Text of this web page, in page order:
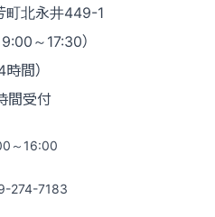
北永井449-1
～17:30）
間）
間受付
～16:00
274-7183